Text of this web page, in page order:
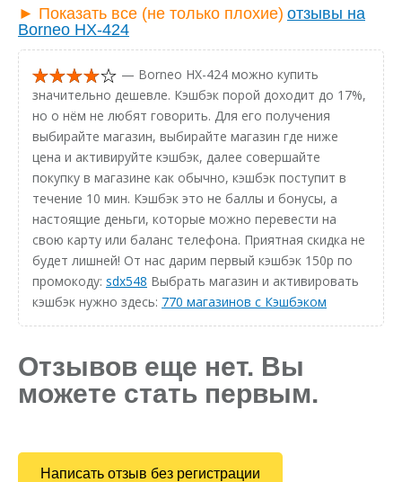
► Показать все (не только плохие) отзывы на
Borneo HX-424
— Borneo HX-424 можно купить
значительно дешевле. Кэшбэк порой доходит до 17%,
но о нём не любят говорить. Для его получения
выбирайте магазин, выбирайте магазин где ниже
цена и активируйте кэшбэк, далее совершайте
покупку в магазине как обычно, кэшбэк поступит в
течение 10 мин. Кэшбэк это не баллы и бонусы, а
настоящие деньги, которые можно перевести на
свою карту или баланс телефона. Приятная скидка не
будет лишней! От нас дарим первый кэшбэк 150р по
промокоду: sdx548 Выбрать магазин и активировать
кэшбэк нужно здесь: 770 магазинов с Кэшбэком
Отзывов еще нет. Вы
можете стать первым.
Написать отзыв без регистрации